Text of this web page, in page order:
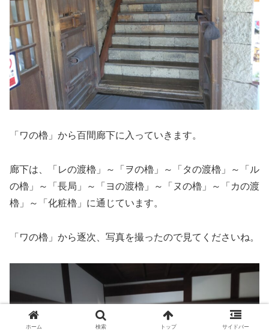
「ワの櫓」から百間廊下に入っていきます。
廊下は、「レの渡櫓」～「ヲの櫓」～「タの渡櫓」～「ル
の櫓」～「長局」～「ヨの渡櫓」～「ヌの櫓」～「カの渡
櫓」～「化粧櫓」に通じています。
「ワの櫓」から逐次、写真を撮ったので見てくださいね。
ホーム 検索 トップ サイドバー